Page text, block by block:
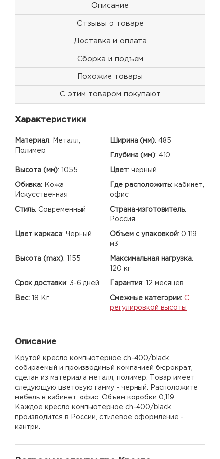
Описание
Отзывы о товаре
Доставка и оплата
Сборка и подъем
Похожие товары
С этим товаром покупают
Характеристики
Материал:
Металл,
Полимер
Ширина (мм): 485
Глубина (мм): 410
Высота (мм): 1055 Цвет: черный
Обивка:
Кожа
Искусственная
Где расположить: кабинет,
офис
Стиль: Современный Страна-изготовитель:
Россия
Цвет каркаса: Черный Объем с упаковкой: 0,119
м3
Высота (max): 1155 Максимальная нагрузка:
120 кг
Срок доставки: 3-6 дней Гарантия: 12 месяцев
Вес: 18 Кг Смежные категории: С
регулировкой высоты
Описание
Крутой кресло компьютерное ch-400/black,
собираемый и производимый компанией бюрократ,
сделан из материала металл, полимер. Товар имеет
следующую цветовую гамму - черный. Расположите
мебель в кабинет, офис. Объем коробки 0,119.
Каждое кресло компьютерное ch-400/black
производится в России, стилевое оформление -
кантри.